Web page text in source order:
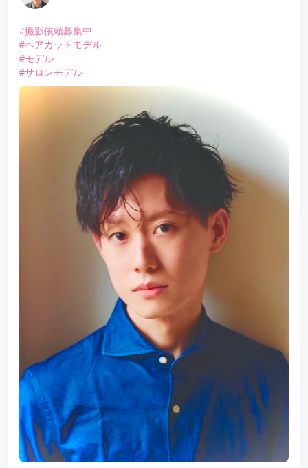
#撮影依頼募集中
#ヘアカットモデル
#モデル
#サロンモデル